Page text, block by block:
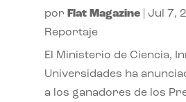
por Flat Magazine| Jul 7,
Reportaje
El Ministerio de Ciencia,
Universidades ha
a los ganadores de los